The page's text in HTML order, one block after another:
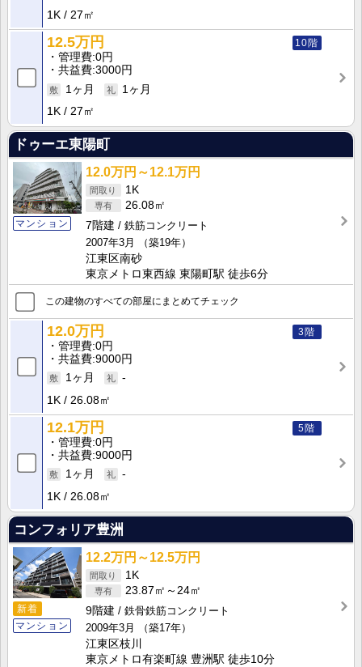
1K
27㎡
10階
12.5万円
管理費 0円
共益費 3000円
1ヶ月
1ヶ月
1K
27㎡
ドゥーエ東陽町
マンション
12.0万円～12.1万円
1K
26.08㎡
7階建
鉄筋コンクリート
2007年3月
（築19年）
江東区南砂
東京メトロ東西線 東陽町駅 徒歩6分
この建物のすべての部屋にまとめてチェック
3階
12.0万円
管理費 0円
共益費 9000円
1ヶ月
-
1K
26.08㎡
5階
12.1万円
管理費 0円
共益費 9000円
1ヶ月
-
1K
26.08㎡
コンフォリア豊洲
新着
マンション
12.2万円～12.5万円
1K
23.87㎡～24㎡
9階建
鉄骨鉄筋コンクリート
2009年3月
（築17年）
江東区枝川
東京メトロ有楽町線 豊洲駅 徒歩10分